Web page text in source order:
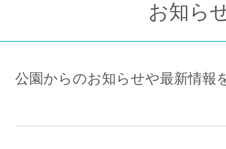
お知ら
公園からのお知らせや最新情報